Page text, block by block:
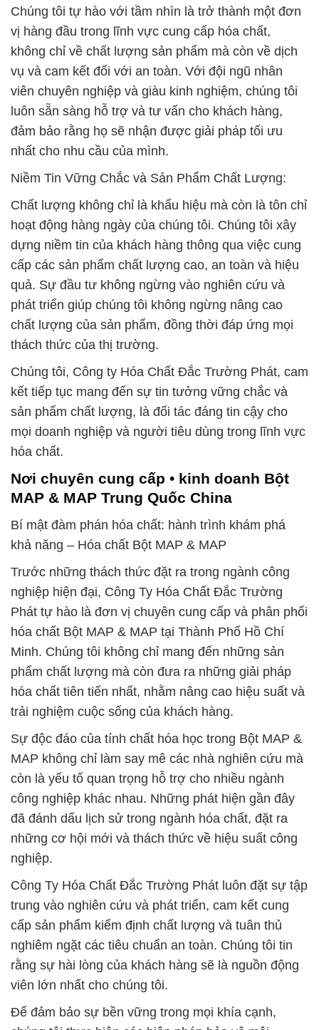
Chúng tôi tự hào với tầm nhìn là trở thành một đơn
vị hàng đầu trong lĩnh vực cung cấp hóa chất,
không chỉ về chất lượng sản phẩm mà còn về dịch
vụ và cam kết đối với an toàn. Với đội ngũ nhân
viên chuyên nghiệp và giàu kinh nghiệm, chúng tôi
luôn sẵn sàng hỗ trợ và tư vấn cho khách hàng,
đảm bảo rằng họ sẽ nhận được giải pháp tối ưu
nhất cho nhu cầu của mình.
Niềm Tin Vững Chắc và Sản Phẩm Chất Lượng:
Chất lượng không chỉ là khẩu hiệu mà còn là tôn chỉ
hoạt động hàng ngày của chúng tôi. Chúng tôi xây
dựng niềm tin của khách hàng thông qua việc cung
cấp các sản phẩm chất lượng cao, an toàn và hiệu
quả. Sự đầu tư không ngừng vào nghiên cứu và
phát triển giúp chúng tôi không ngừng nâng cao
chất lượng của sản phẩm, đồng thời đáp ứng mọi
thách thức của thị trường.
Chúng tôi, Công ty Hóa Chất Đắc Trường Phát, cam
kết tiếp tục mang đến sự tin tưởng vững chắc và
sản phẩm chất lượng, là đối tác đáng tin cậy cho
mọi doanh nghiệp và người tiêu dùng trong lĩnh vực
hóa chất.
Nơi chuyên cung cấp • kinh doanh Bột
MAP & MAP Trung Quốc China
Bí mật đàm phán hóa chất: hành trình khám phá
khả năng – Hóa chất Bột MAP & MAP
Trước những thách thức đặt ra trong ngành công
nghiệp hiện đại, Công Ty Hóa Chất Đắc Trường
Phát tự hào là đơn vị chuyên cung cấp và phân phối
hóa chất Bột MAP & MAP tại Thành Phố Hồ Chí
Minh. Chúng tôi không chỉ mang đến những sản
phẩm chất lượng mà còn đưa ra những giải pháp
hóa chất tiên tiến nhất, nhằm nâng cao hiệu suất và
trải nghiệm cuộc sống của khách hàng.
Sự độc đáo của tính chất hóa học trong Bột MAP &
MAP không chỉ làm say mê các nhà nghiên cứu mà
còn là yếu tố quan trọng hỗ trợ cho nhiều ngành
công nghiệp khác nhau. Những phát hiện gần đây
đã đánh dấu lịch sử trong ngành hóa chất, đặt ra
những cơ hội mới và thách thức về hiệu suất công
nghiệp.
Công Ty Hóa Chất Đắc Trường Phát luôn đặt sự tập
trung vào nghiên cứu và phát triển, cam kết cung
cấp sản phẩm kiểm định chất lượng và tuân thủ
nghiêm ngặt các tiêu chuẩn an toàn. Chúng tôi tin
rằng sự hài lòng của khách hàng sẽ là nguồn động
viên lớn nhất cho chúng tôi.
Để đảm bảo sự bền vững trong mọi khía cạnh,